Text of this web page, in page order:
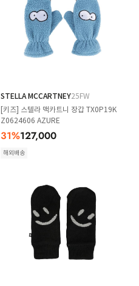
STELLA MCCARTNEY25FW
[키즈] 스텔라 맥카트니 장갑 TX0P19K
Z0624606 AZURE
31%127,000
해외배송